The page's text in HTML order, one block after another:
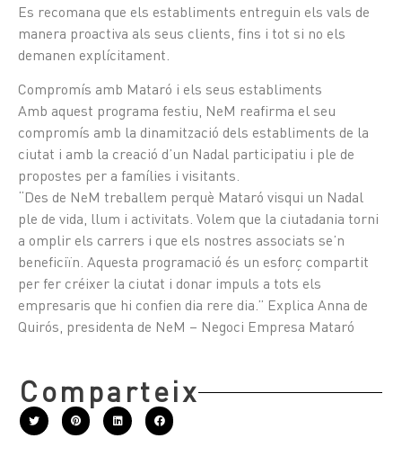
Es recomana que els establiments entreguin els vals de
manera proactiva als seus clients, fins i tot si no els
demanen explícitament.
Compromís amb Mataró i els seus establiments
Amb aquest programa festiu, NeM reafirma el seu
compromís amb la dinamització dels establiments de la
ciutat i amb la creació d’un Nadal participatiu i ple de
propostes per a famílies i visitants.
“Des de NeM treballem perquè Mataró visqui un Nadal
ple de vida, llum i activitats. Volem que la ciutadania torni
a omplir els carrers i que els nostres associats se’n
beneficiïn. Aquesta programació és un esforç compartit
per fer créixer la ciutat i donar impuls a tots els
empresaris que hi confien dia rere dia.” Explica Anna de
Quirós, presidenta de NeM – Negoci Empresa Mataró
Comparteix